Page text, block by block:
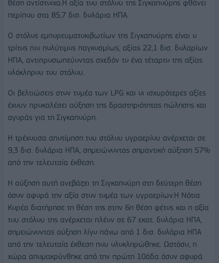
θέση αντίστοιχα.Η αξία του στόλου της Σιγκαπούρης φθάνει
περίπου στα 85,7 δισ. δολάρια ΗΠΑ.
Ο στόλος εμπορευματοκιβωτίων της Σιγκαπούρης είναι ο
τρίτος πιο πολύτιμος παγκοσμίως, αξίας 22,1 δισ. δολαρίων
ΗΠΑ, αντιπροσωπεύοντας σχεδόν το ένα τέταρτο της αξίας
ολόκληρου του στόλου.
Οι βελτιώσεις στον τομέα των LPG και οι ισχυρότερες αξίες
έχουν προκαλέσει αύξηση της δραστηριότητας πώλησης και
αγοράς για τη Σιγκαπούρη.
Η τρέχουσα αποτίμηση του στόλου υγραερίου ανέρχεται σε
9,3 δισ. δολάρια ΗΠΑ, σημειώνοντας σημαντική αύξηση 57%
από την τελευταία έκθεση.
Η αύξηση αυτή ανεβάζει τη Σιγκαπούρη στη δεύτερη θέση
όσον αφορά την αξία στον τομέα των υγραερίων.Η Νότια
Κορέα διατήρησε τη θέση της στην 6η θέση φέτος και η αξία
του στόλου της ανέρχεται πλέον σε 67 εκατ. δολάρια ΗΠΑ,
σημειώνοντας αύξηση λίγο πάνω από 1 δισ. δολάρια ΗΠΑ
από την τελευταία έκθεση που ολοκληρώθηκε. Ωστόσο, η
χώρα απομακρύνθηκε από την πρώτη 10άδα όσον αφορά